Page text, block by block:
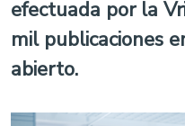
efectuada por la
mil publicaciones
abierto.